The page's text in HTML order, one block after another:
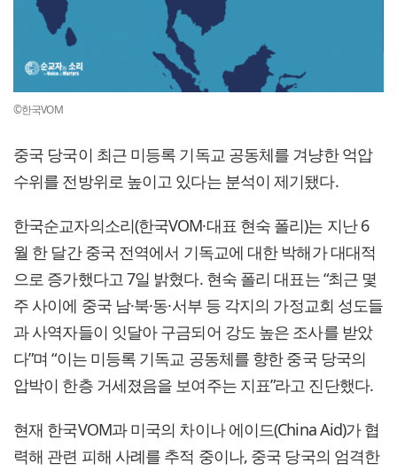
©한국VOM
중국 당국이 최근 미등록 기독교 공동체를 겨냥한 억압
수위를 전방위로 높이고 있다는 분석이 제기됐다.
한국순교자의소리(한국VOM·대표 현숙 폴리)는 지난 6
월 한 달간 중국 전역에서 기독교에 대한 박해가 대대적
으로 증가했다고 7일 밝혔다. 현숙 폴리 대표는 “최근 몇
주 사이에 중국 남·북·동·서부 등 각지의 가정교회 성도들
과 사역자들이 잇달아 구금되어 강도 높은 조사를 받았
다”며 “이는 미등록 기독교 공동체를 향한 중국 당국의
압박이 한층 거세졌음을 보여주는 지표”라고 진단했다.
현재 한국VOM과 미국의 차이나 에이드(China Aid)가 협
력해 관련 피해 사례를 추적 중이나, 중국 당국의 엄격한